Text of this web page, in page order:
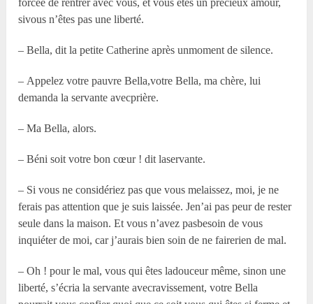
forcée de rentrer avec vous, et vous êtes un précieux amour,
sivous n’êtes pas une liberté.
– Bella, dit la petite Catherine après unmoment de silence.
– Appelez votre pauvre Bella,votre Bella, ma chère, lui
demanda la servante avecprière.
– Ma Bella, alors.
– Béni soit votre bon cœur ! dit laservante.
– Si vous ne considériez pas que vous melaissez, moi, je ne
ferais pas attention que je suis laissée. Jen’ai pas peur de rester
seule dans la maison. Et vous n’avez pasbesoin de vous
inquiéter de moi, car j’aurais bien soin de ne fairerien de mal.
– Oh ! pour le mal, vous qui êtes ladouceur même, sinon une
liberté, s’écria la servante avecravissement, votre Bella